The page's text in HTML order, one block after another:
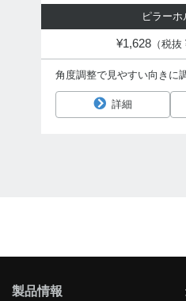
ピラーホ
¥1,628 （税抜
角度調整で見やすい向きに
詳細
製品情報